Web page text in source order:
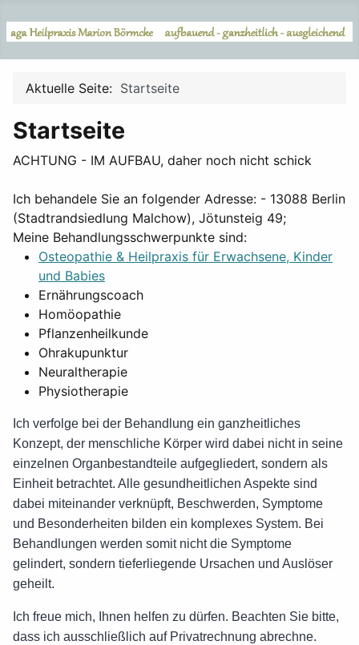
Aktuelle Seite: Startseite
Startseite
ACHTUNG - IM AUFBAU, daher noch nicht schick
Ich behandele Sie an folgender Adresse: - 13088 Berlin
(Stadtrandsiedlung Malchow), Jötunsteig 49;
Meine Behandlungsschwerpunkte sind:
Osteopathie & Heilpraxis für Erwachsene, Kinder
und Babies
Ernährungscoach
Homöopathie
Pflanzenheilkunde
Ohrakupunktur
Neuraltherapie
Physiotherapie
Ich verfolge bei der Behandlung ein ganzheitliches
Konzept, der menschliche Körper wird dabei nicht in seine
einzelnen Organbestandteile aufgegliedert, sondern als
Einheit betrachtet. Alle gesundheitlichen Aspekte sind
dabei miteinander verknüpft, Beschwerden, Symptome
und Besonderheiten bilden ein komplexes System. Bei
Behandlungen werden somit nicht die Symptome
gelindert, sondern tieferliegende Ursachen und Auslöser
geheilt.
Ich freue mich, Ihnen helfen zu dürfen. Beachten Sie bitte,
dass ich ausschließlich auf Privatrechnung abrechne.